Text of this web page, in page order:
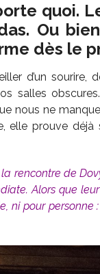
quoi.
Ou
dès le
d’un sourire,
salles
nous ne
elle prouve déjà
rencontre de
Alors que
ni pour personne